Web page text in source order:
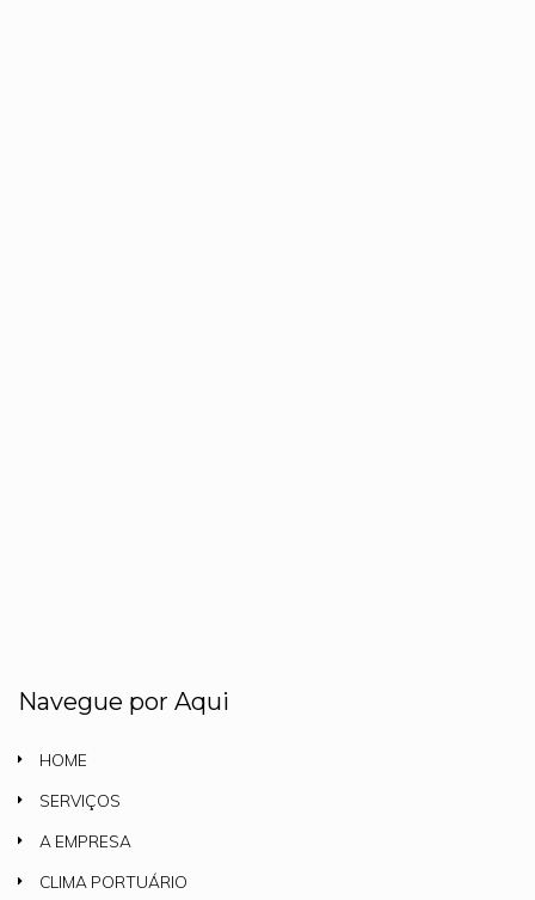
Navegue por Aqui
HOME
SERVIÇOS
A EMPRESA
CLIMA PORTUÁRIO